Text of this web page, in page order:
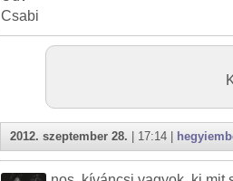
Csabi
2012. szeptember 28. | 17:14 |